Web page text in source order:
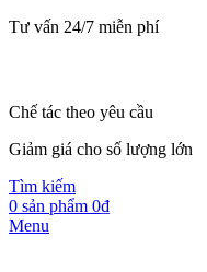
Tư vấn 24/7 miễn phí
Chế tác theo yêu cầu
Giảm giá cho số lượng lớn
Tìm kiếm
0 sản phẩm 0₫
Menu